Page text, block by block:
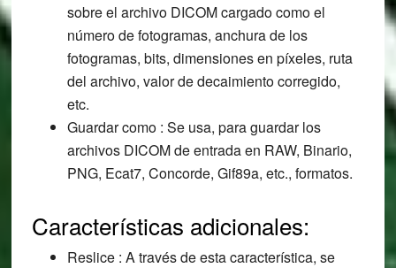
sobre el archivo DICOM cargado como el
número de fotogramas, anchura de los
fotogramas, bits, dimensiones en píxeles, ruta
del archivo, valor de decaimiento corregido,
etc.
Guardar como : Se usa, para guardar los
archivos DICOM de entrada en RAW, Binario,
PNG, Ecat7, Concorde, Gif89a, etc., formatos.
Características adicionales:
Reslice : A través de esta característica, se